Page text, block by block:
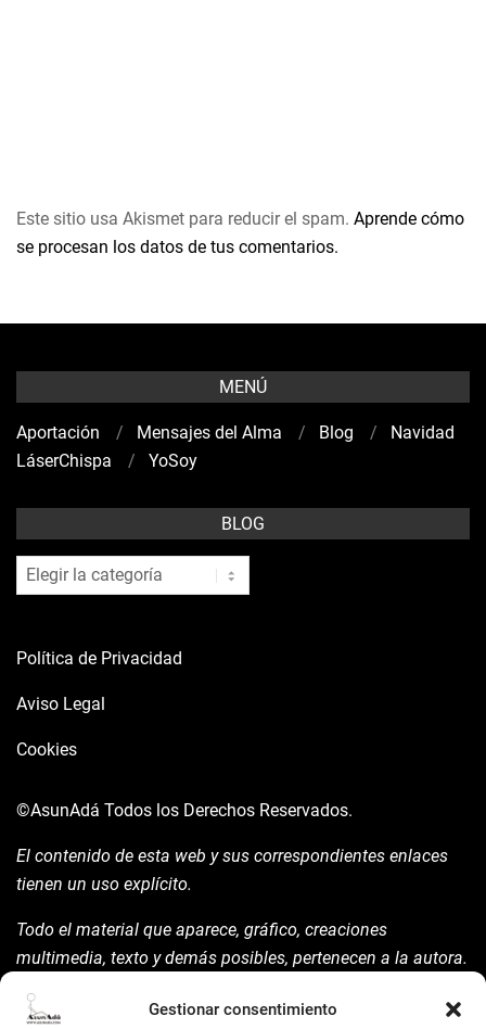
Gestionar consentimiento
Este sitio usa Akismet para reducir el spam. Aprende cómo
se procesan los datos de tus comentarios.
MENÚ
Aportación Mensajes del Alma Blog
Navidad
LáserChispa
YoSoy
BLOG
blog
Política de Privacidad
Aviso Legal
Cookies
©AsunAdá Todos los Derechos Reservados.
El contenido de esta web y sus correspondientes enlaces
tienen un uso explícito.
Todo el material que aparece, gráfico, creaciones
multimedia, texto y demás posibles, pertenecen a la autora.
la mism para ello.